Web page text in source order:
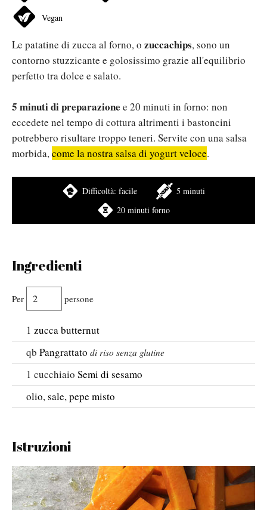
Vegan
Le patatine di zucca al forno, o zuccachips, sono un
contorno stuzzicante e golosissimo grazie all'equilibrio
perfetto tra dolce e salato.
5 minuti di preparazione e 20 minuti in forno: non
eccedete nel tempo di cottura altrimenti i bastoncini
potrebbero risultare troppo teneri. Servite con una salsa
morbida,come la nostra salsa di yogurt veloce.
Difficoltà: facile
5 minuti
20 minuti forno
Ingredienti
Per persone
1 zucca butternut
qb Pangrattato di riso senza glutine
1 cucchiaio Semi di sesamo
olio, sale, pepe misto
Istruzioni